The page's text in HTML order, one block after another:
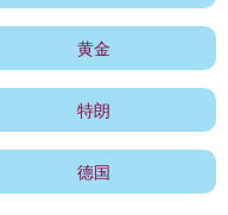
黄金
特朗
德国